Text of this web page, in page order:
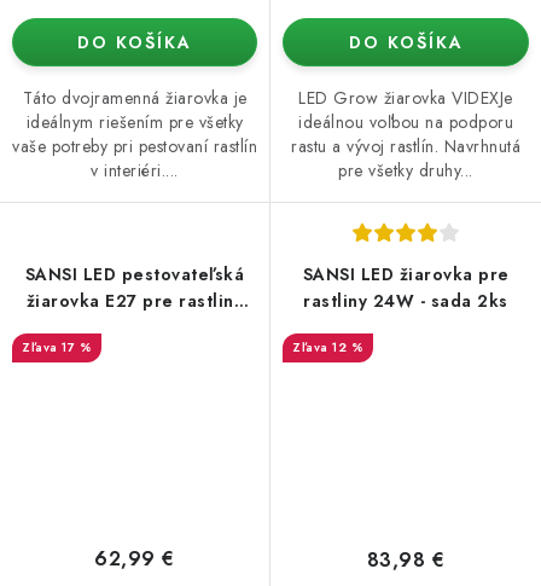
DO KOŠÍKA
Táto dvojramenná žiarovka je
ideálnym riešením pre všetky
vaše potreby pri pestovaní rastlín
v interiéri....
DO KOŠÍKA
LED Grow žiarovka VIDEXJe
ideálnou voľbou na podporu
rastu a vývoj rastlín. Navrhnutá
pre všetky druhy...
SANSI LED pestovateľská
žiarovka E27 pre rastliny
40W s diaľkovým ovládaním
17 %
62,99 €
SANSI LED žiarovka pre
rastliny 24W - sada 2ks
12 %
83,98 €